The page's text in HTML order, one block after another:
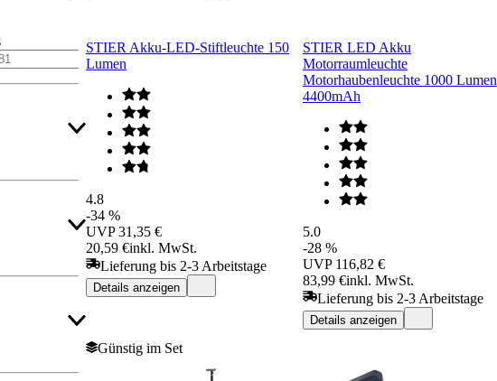
STIER Akku-LED-Stiftleuchte 150
Lumen
4.8
-34 %
UVP 31,35 €
20,59 €inkl. MwSt.
Lieferung bis 2-3 Arbeitstage
Details anzeigen
STIER LED Akku
Motorraumleuchte
Motorhaubenleuchte 1000 Lumen
4400mAh
5.0
-28 %
UVP 116,82 €
83,99 €inkl. MwSt.
Lieferung bis 2-3 Arbeitstage
Details anzeigen
Günstig im Set